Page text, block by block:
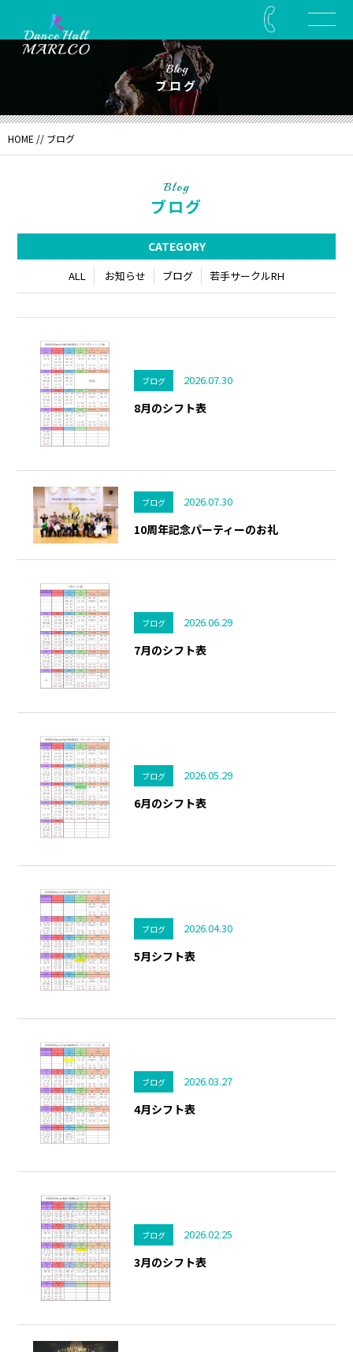
Blog
ブログ
HOME // ブログ
Blog
ブログ
CATEGORY
ALL お知らせ ブログ 若手サークルRH
ブログ 2026.07.30
8月のシフト表
ブログ 2026.07.30
10周年記念パーティーのお礼
ブログ 2026.06.29
7月のシフト表
ブログ 2026.05.29
6月のシフト表
ブログ 2026.04.30
5月シフト表
ブログ 2026.03.27
4月シフト表
ブログ 2026.02.25
3月のシフト表